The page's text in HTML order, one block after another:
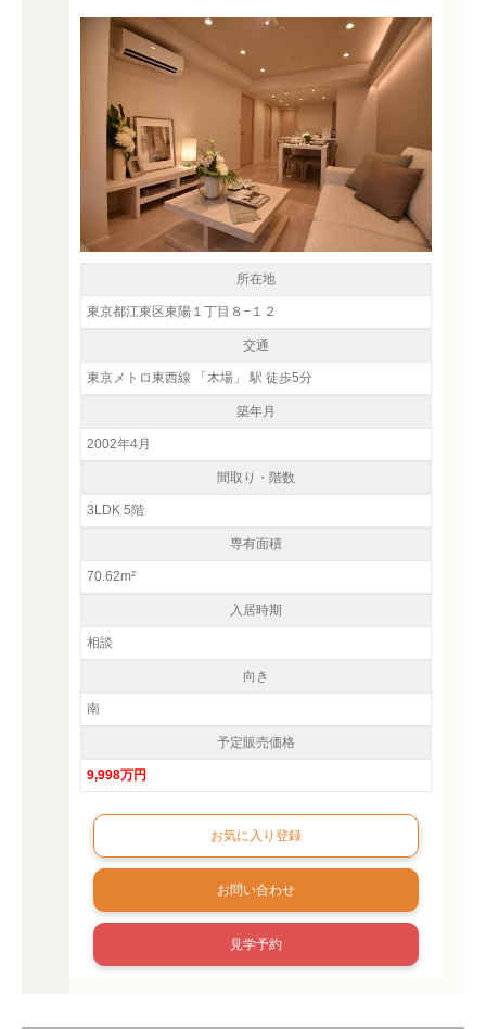
所在地
東京都江東区東陽１丁目８−１２
交通
東京メトロ東西線 「木場」 駅 徒歩5分
築年月
2002年4月
間取り・階数
3LDK 5階
専有面積
70.62m²
入居時期
相談
向き
南
予定販売価格
9,998万円
お問い合わせ
見学予約